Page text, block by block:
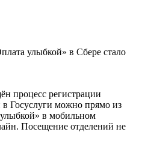
процесс регистрации
Госуслуги можно прямо из
в мобильном
Посещение отделений не